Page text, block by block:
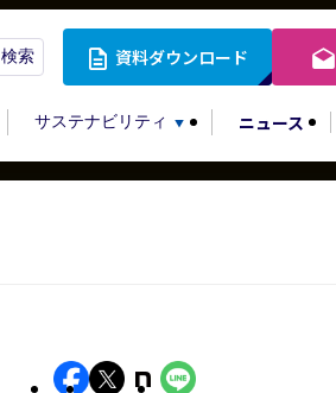
検索
検索 資料ダウンロード
サステナビリティ ニュース